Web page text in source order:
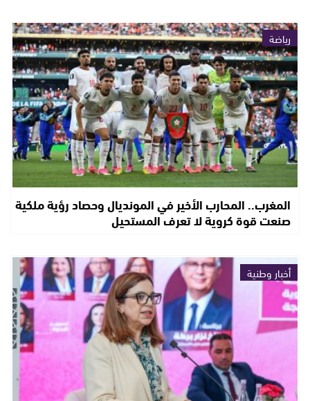
رياضة
المغرب.. المحارب الأخير في المونديال وحصاد رؤية ملكية
صنعت قوة كروية لا تعرف المستحيل
أخبار وطنية